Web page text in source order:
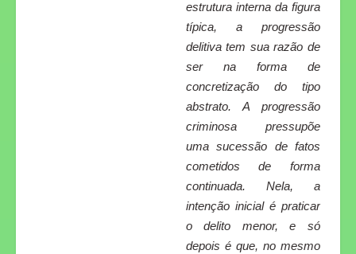
estrutura interna da figura
típica, a progressão
delitiva tem sua razão de
ser na forma de
concretização do tipo
abstrato. A progressão
criminosa pressupõe
uma sucessão de fatos
cometidos de forma
continuada. Nela, a
intenção inicial é praticar
o delito menor, e só
depois é que, no mesmo